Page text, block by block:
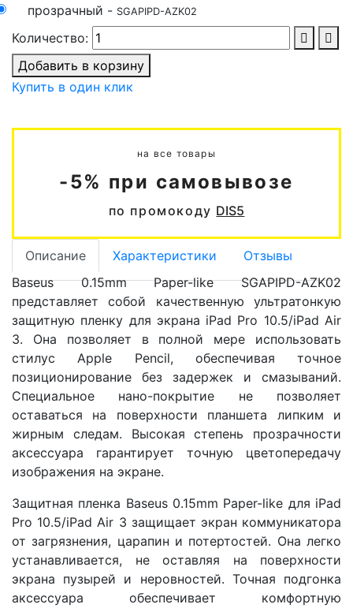
прозрачный - SGAPIPD-AZK02
Количество:
Добавить в корзину
Купить в один клик
на все товары
-5% при самовывозе
по промокоду DIS5
Описание Характеристики
Отзывы
Baseus 0.15mm Paper-like SGAPIPD-AZK02
представляет собой качественную ультратонкую
защитную пленку для экрана iPad Pro 10.5/iPad Air
3. Она позволяет в полной мере использовать
стилус Apple Pencil, обеспечивая точное
позиционирование без задержек и смазываний.
Специальное нано-покрытие не позволяет
оставаться на поверхности планшета липким и
жирным следам. Высокая степень прозрачности
аксессуара гарантирует точную цветопередачу
изображения на экране.
Защитная пленка Baseus 0.15mm Paper-like для iPad
Pro 10.5/iPad Air 3 защищает экран коммуникатора
от загрязнения, царапин и потертостей. Она легко
устанавливается, не оставляя на поверхности
экрана пузырей и неровностей. Точная подгонка
аксессуара обеспечивает комфортную